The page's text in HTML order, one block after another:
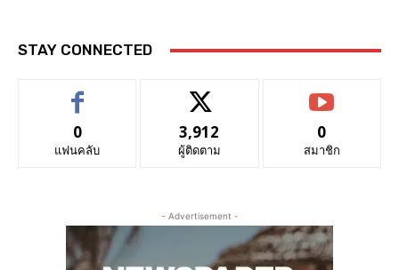
STAY CONNECTED
0
แฟนคลับ
3,912
ผู้ติดตาม
0
สมาชิก
- Advertisement -